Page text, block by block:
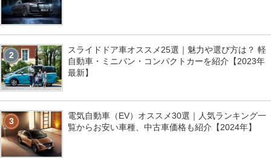
2
スライドドア車オススメ25選｜魅力や選び方は？ 軽
自動車・ミニバン・コンパクトカーを紹介【2023年
最新】
3
電気自動車（EV）オススメ30選｜人気ランキング一
覧からお安い車種、中古車価格も紹介【2024年】